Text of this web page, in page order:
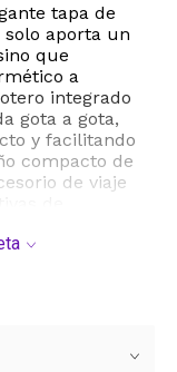
tapa de
solo aporta un
que
a
integrado
gota a gota,
y facilitando
compacto de
de viaje
a donde
tus